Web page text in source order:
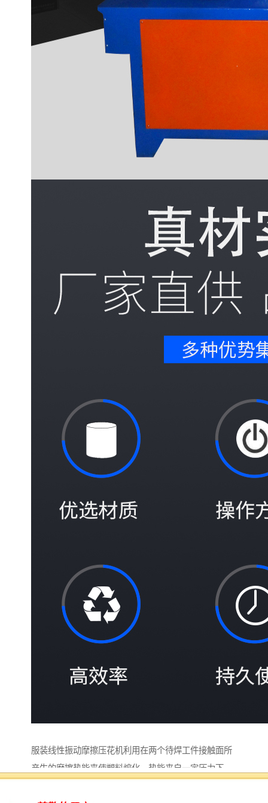
服装线性振动摩擦压花机利用在两个待焊工件接触面所
产生的摩擦热能来使塑料熔化。热能来自一定压力下，